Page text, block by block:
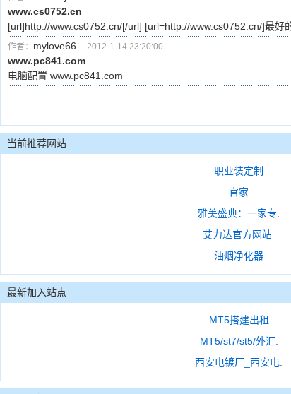
www.cs0752.cn
[url]http://www.cs0752.cn/[/url] [url=http://www.cs0752.cn/]最
作者： mylove66 - 2012-1-14 23:20:00
www.pc841.com
电脑配置 www.pc841.com
当前推荐网站
职业装定制
官家
雅美盛典：一家专.
艾力达官方网站
油烟净化器
最新加入站点
MT5搭建出租
MT5/st7/st5/外汇.
西安电镀厂_西安电.